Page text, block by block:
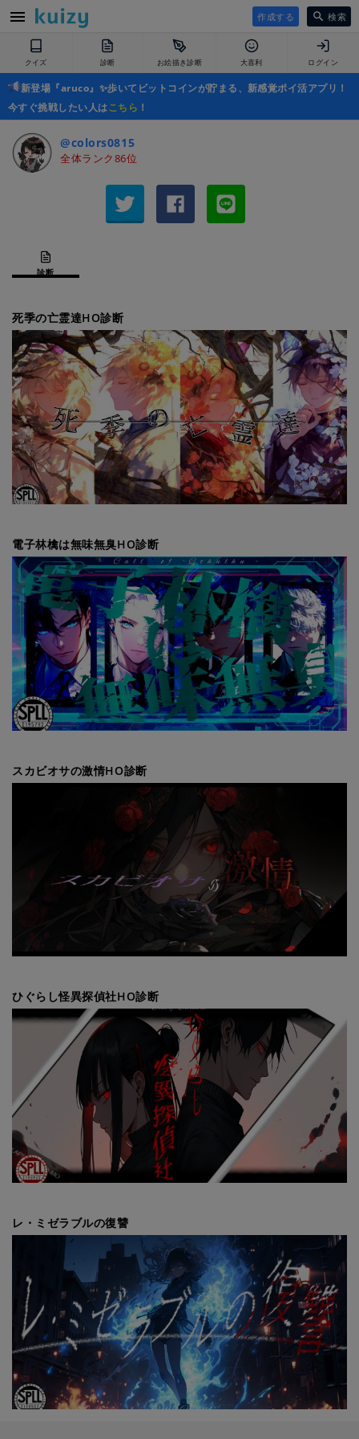
作成する 検索
クイズ 診断 お絵描き診断 大喜利 ログイン
新登場『aruco』✨歩いてビットコインが貯まる、新感覚ポイ活アプリ！
今すぐ挑戦したい人はこちら ！
@colors0815
全体ランク86位
診断
死季の亡霊達HO診断
電子林檎は無味無臭HO診断
スカビオサの激情HO診断
ひぐらし怪異探偵社HO診断
レ・ミゼラブルの復讐